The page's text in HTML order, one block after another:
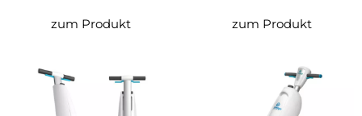
zum Produkt zum Produkt